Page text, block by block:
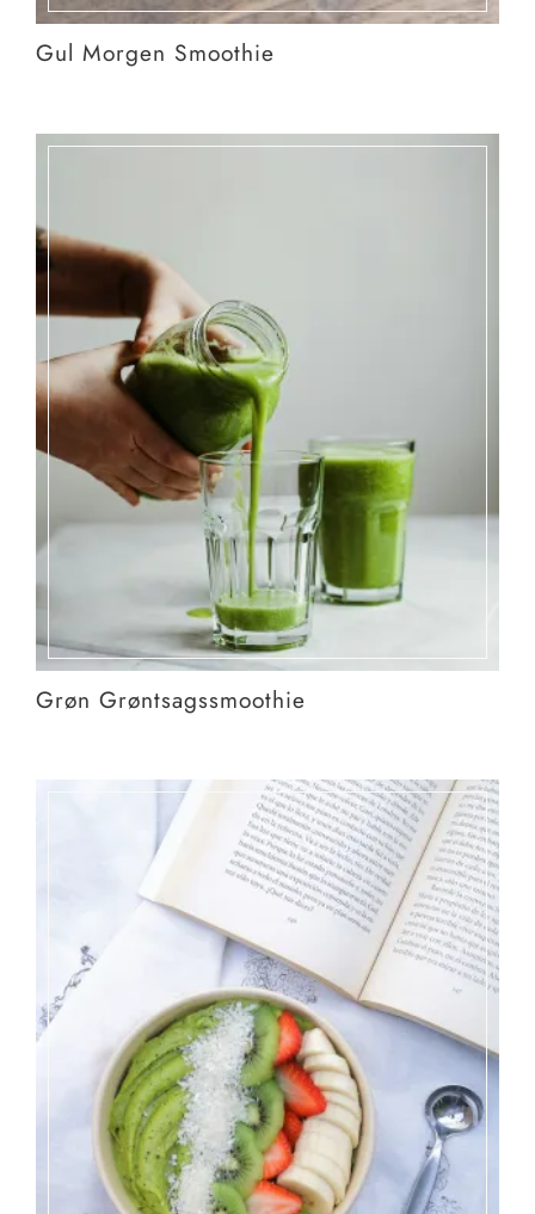
Gul Morgen Smoothie
Grøn Grøntsagssmoothie